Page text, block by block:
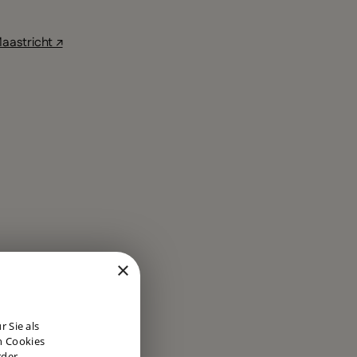
↗
×
Sie als
Cookies